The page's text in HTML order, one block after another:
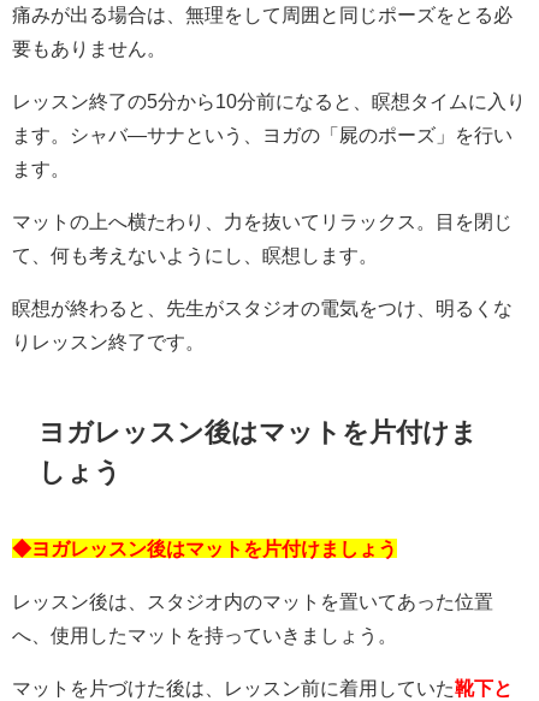
痛みが出る場合は、無理をして周囲と同じポーズをとる必
要もありません。
レッスン終了の5分から10分前になると、瞑想タイムに入り
ます。シャバ―サナという、ヨガの「屍のポーズ」を行い
ます。
マットの上へ横たわり、力を抜いてリラックス。目を閉じ
て、何も考えないようにし、瞑想します。
瞑想が終わると、先生がスタジオの電気をつけ、明るくな
りレッスン終了です。
ヨガレッスン後はマットを片付けま
しょう
◆ヨガレッスン後はマットを片付けましょう
レッスン後は、スタジオ内のマットを置いてあった位置
へ、使用したマットを持っていきましょう。
マットを片づけた後は、レッスン前に着用していた靴下と